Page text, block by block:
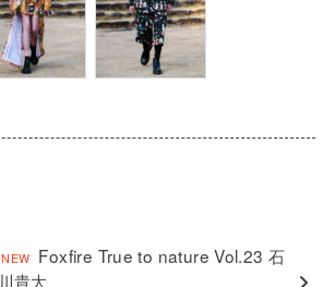
Foxfire True to nature Vol.23 石
川貴大